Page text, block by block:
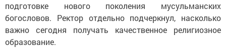
подготовке нового поколения мусульманских
богословов. Ректор отдельно подчеркнул, насколько
важно сегодня получать качественное религиозное
образование.